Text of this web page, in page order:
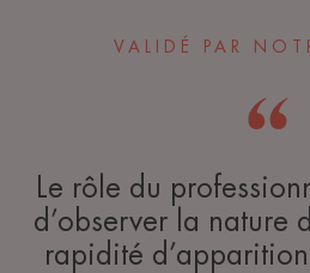
VALIDÉ PAR
Le rôle du
d’observer la nature
rapidité